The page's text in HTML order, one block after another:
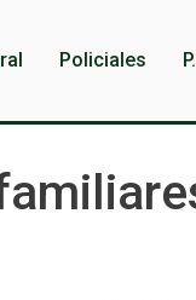
Policiales